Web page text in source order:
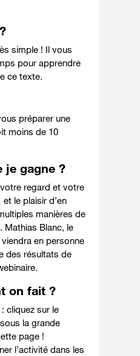
simple ! Il vous
pour apprendre
ce texte.
préparer une
moins de 10
je gagne ?
regard et votre
le plaisir d’en
manières de
Mathias Blanc, le
en personne
des résultats de
on fait ?
cliquez sur le
la grande
page !
l’activité dans les